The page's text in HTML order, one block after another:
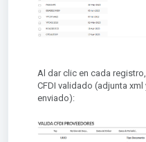
Al dar clic en cada
CFDI validado (adjunta
enviado):